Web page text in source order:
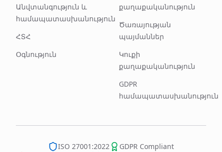
Անվտանգություն և
համապատասխանություն
ՀՏՀ
Օգնություն
քաղաքականություն
Ծառայության
պայմաններ
Կուքի
քաղաքականություն
GDPR
համապատասխանություն
ISO 27001:2022
GDPR Compliant